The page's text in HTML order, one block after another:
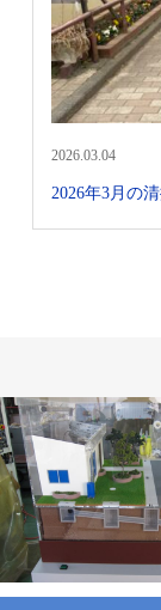
2026.03.04
2026年3月の